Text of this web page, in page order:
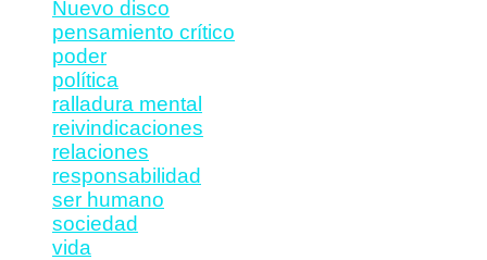
Nuevo disco
pensamiento crítico
poder
política
ralladura mental
reivindicaciones
relaciones
responsabilidad
ser humano
sociedad
vida